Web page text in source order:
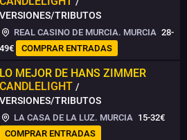
VERSIONES/TRIBUTOS
REAL CASINO DE MURCIA. MURCIA 28-
49€
COMPRAR ENTRADAS
LO MEJOR DE HANS ZIMMER
CANDLELIGHT /
VERSIONES/TRIBUTOS
LA CASA DE LA LUZ. MURCIA 15-32€
COMPRAR ENTRADAS